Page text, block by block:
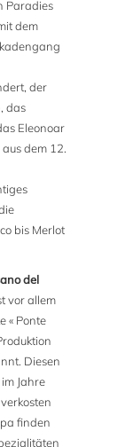
Paradies
dem
der
das
Eleonoar
dem 12.
bis Merlot
del
vor allem
« Ponte
Diesen
Jahre
finden